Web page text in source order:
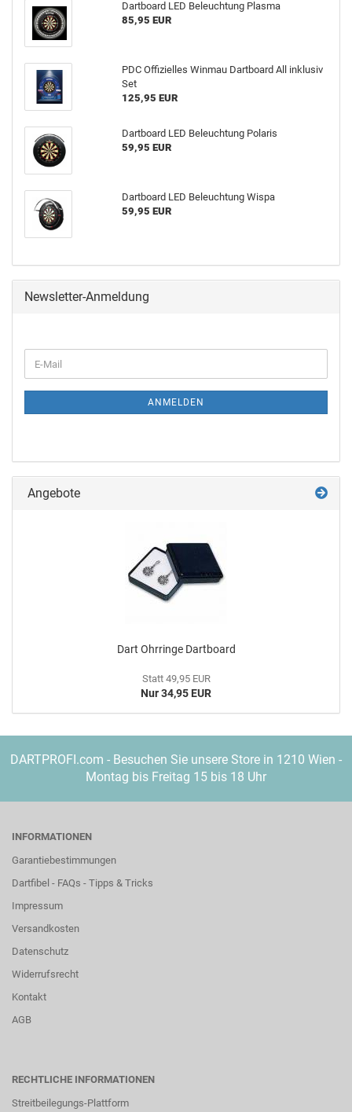
Dart­board LED Be­leuch­tung Plas­ma
85,95 EUR
PDC Of­fi­zi­el­les Win­mau Dart­board All in­klu­siv
Set
125,95 EUR
Dart­board LED Be­leuch­tung Po­la­ris
59,95 EUR
Dart­board LED Be­leuch­tung Wispa
59,95 EUR
Newsletter-Anmeldung
ANMELDEN
Angebote
Dart Ohr­rin­ge Dart­board
Statt 49,95 EUR
Nur 34,95 EUR
DARTPROFI.com - Besuchen Sie unsere Store in 1210 Wien -
Montag bis Freitag 15 bis 18 Uhr
INFORMATIONEN
Garantiebestimmungen
Dartfibel - FAQs - Tipps & Tricks
Impressum
Versandkosten
Datenschutz
Widerrufsrecht
Kontakt
AGB
RECHTLICHE INFORMATIONEN
Streitbeilegungs-Plattform